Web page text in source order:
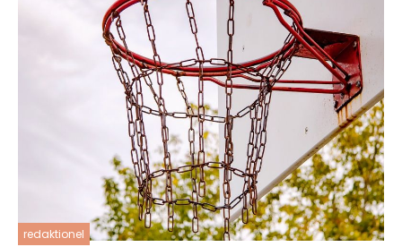
redaktionel